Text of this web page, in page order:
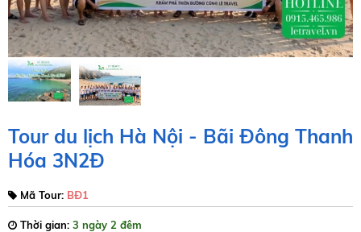
Tour du lịch Hà Nội - Bãi Đông Thanh
Hóa 3N2Đ
Mã Tour: BĐ1
Thời gian: 3 ngày 2 đêm